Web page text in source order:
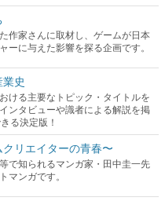
作家さんに取材し、ゲームが日本
ーに与えた影響を探る企画です。
史
ける主要なトピック・タイトルを
ンタビューや識者による解説を掲
る決定版！
リエイターの青春〜
で知られるマンガ家・田中圭一先
マンガです。